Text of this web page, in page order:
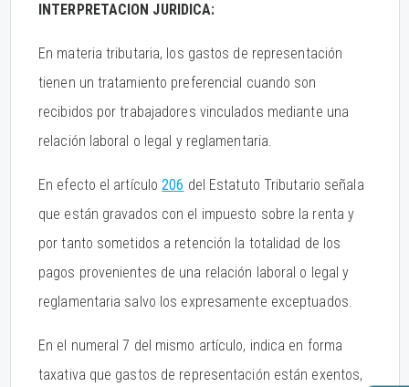
INTERPRETACION JURIDICA:
En materia tributaria, los gastos de representación
tienen un tratamiento preferencial cuando son
recibidos por trabajadores vinculados mediante una
relación laboral o legal y reglamentaria.
En efecto el artículo206 del Estatuto Tributario señala
que están gravados con el impuesto sobre la renta y
por tanto sometidos a retención la totalidad de los
pagos provenientes de una relación laboral o legal y
reglamentaria salvo los expresamente exceptuados.
En el numeral 7 del mismo artículo, indica en forma
taxativa que gastos de representación están exentos,